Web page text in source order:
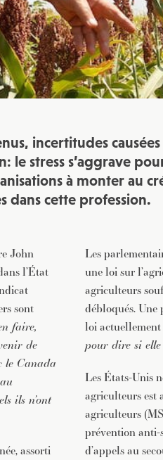
incertitudes
le stress s’aggrave
à monter au
dans cette profession.
John
l’État
sont
faire,
de
le Canada
ils n’ont
assorti
Les
une loi sur
agriculteurs
débloqués.
loi actuellement
pour dire si
Les États-Unis
agriculteurs est
agriculteurs
prévention anti-
d’appels au